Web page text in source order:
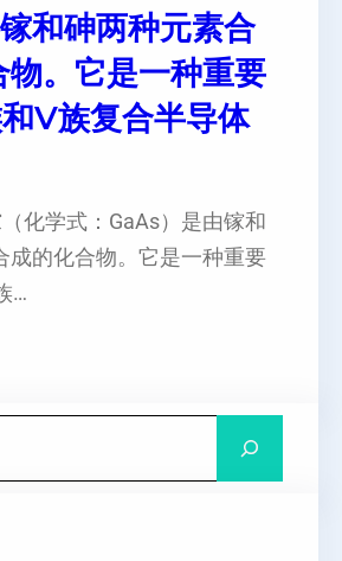
和砷两种元素合
物。它是一种重要
V族复合半导体
化学式：GaAs）是由镓和
成的化合物。它是一种重要
…